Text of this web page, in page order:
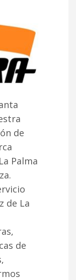
de
Palma
de La
de